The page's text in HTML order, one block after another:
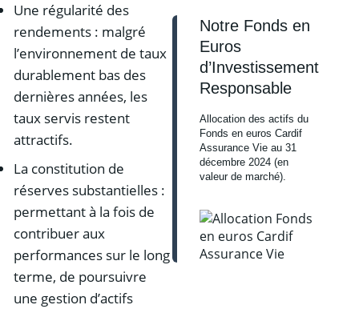
Une régularité des
rendements : malgré
l’environnement de taux
durablement bas des
dernières années, les
taux servis restent
attractifs.
La constitution de
réserves substantielles :
permettant à la fois de
contribuer aux
performances sur le long
terme, de poursuivre
une gestion d’actifs
Notre Fonds en
Euros
d’Investissement
Responsable
Allocation des actifs du
Fonds en euros Cardif
Assurance Vie au 31
décembre 2024 (en
valeur de marché).